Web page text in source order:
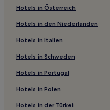
Ibaraki: Hotels
Tsukuba Hotels
Hotels nahe Kodokan
Inashiki Bezirk: Hotels
Hotels nahe Strand Hiraiso
Hotels nahe Bahnhof Katsuta
Yuki Hotels
Hotels in Österreich
Hotels in den Niederlanden
Hotels in Italien
Hotels in Schweden
Hotels in Portugal
Hotels in Polen
Hotels in der Türkei